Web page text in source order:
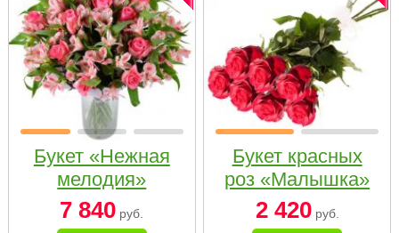
Букет «Нежная
мелодия»
7 840 руб.
Букет красных
роз «Малышка»
2 420руб.